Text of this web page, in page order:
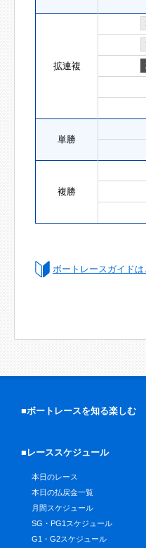
拡連複
単勝
複勝
ボートレースガイドは
■ボートレースを知る楽しむ
■レーススケジュール
本日のレース
本日の払戻金一覧
月間スケジュール
SG・PG1スケジュール
G1・G2スケジュール